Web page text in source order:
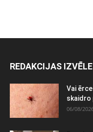
REDAKCIJAS IZVĒLE
Vai
skaidro
06/08/